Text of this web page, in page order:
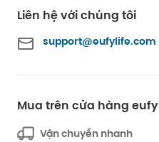
Liên hệ với chúng tôi
support@eufylife.com
Mua trên cửa hàng eufy
Vận chuyển nhanh